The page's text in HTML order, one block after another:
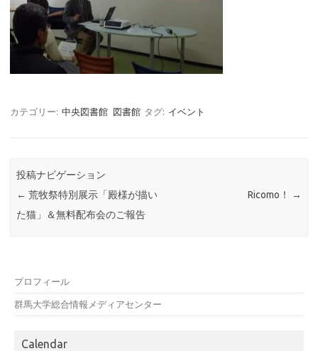
カテゴリー: 中央図書館 図書館 タグ: イベント
投稿ナビゲーション
← 荒牧祭特別展示「殿様が描い
た猫」＆無料配布会のご報告
Ricomo！ →
プロフィール
群馬大学総合情報メディアセンター
Calendar